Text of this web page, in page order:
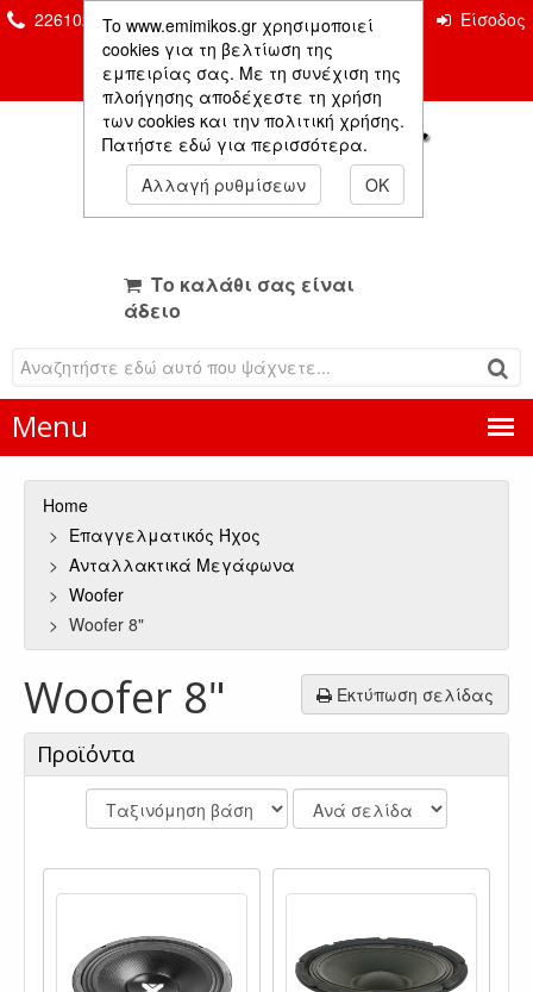
To www.emimikos.gr χρησιμοποιεί
cookies για τη βελτίωση της
εμπειρίας σας. Με τη συνέχιση της
πλοήγησης αποδέχεστε τη χρήση
των cookies και την πολιτική χρήσης.
Πατήστε εδώ για περισσότερα.
Αλλαγή ρυθμίσεων
OK
2261026435 & 2261081666 Επικοινωνία
Είσοδος
Μέλους
Το καλάθι σας είναι
άδειο
Menu
Home
Επαγγελματικός Ήχος
Ανταλλακτικά Μεγάφωνα
Woofer
Woofer 8"
Εκτύπωση σελίδας
Woofer 8"
Προϊόντα